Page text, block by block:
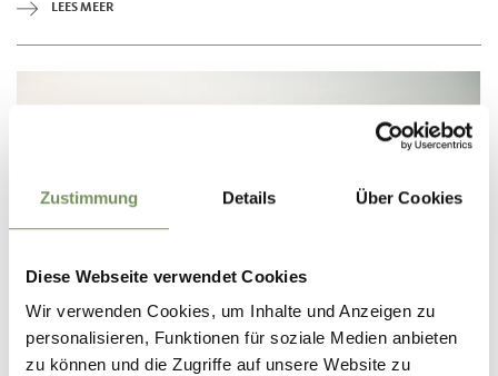
Zustimmung Details Über Cookies
Diese Webseite verwendet Cookies
Wir verwenden Cookies, um Inhalte und Anzeigen zu
personalisieren, Funktionen für soziale Medien anbieten
zu können und die Zugriffe auf unsere Website zu
LEES MEER
open